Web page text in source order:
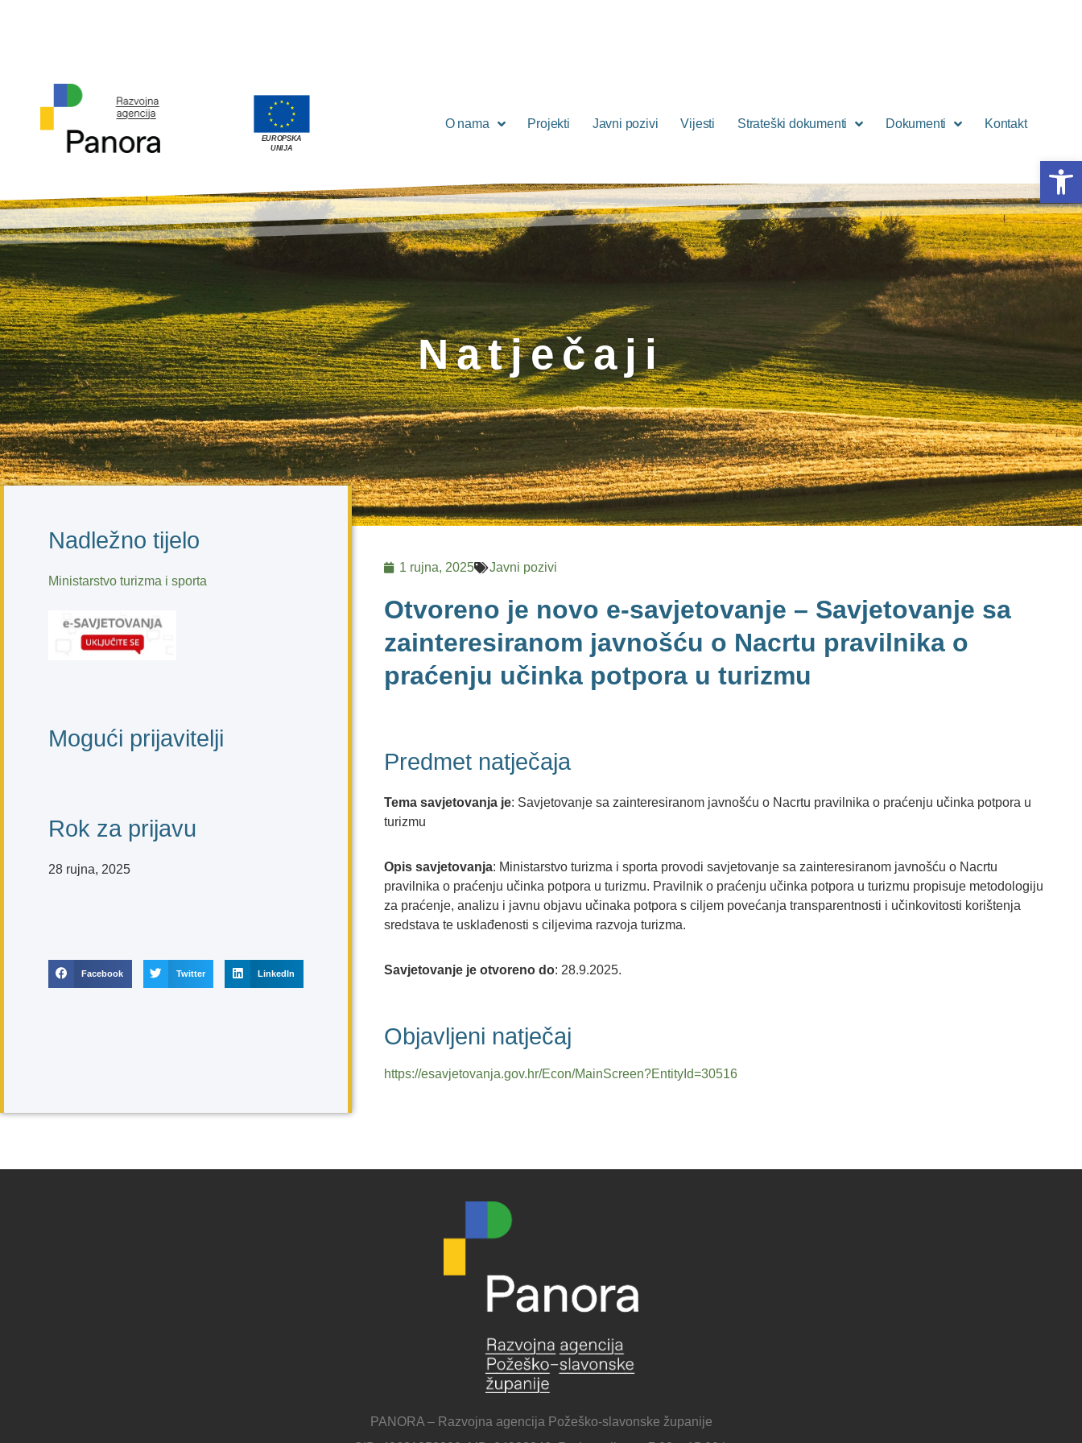
EUROPSKA
UNIJA
O nama Projekti Javni pozivi Vijesti Strateški dokumenti Dokumenti Kontakt
Natječaji
Nadležno tijelo
Ministarstvo turizma i sporta
Mogući prijavitelji
Rok za prijavu
28 rujna, 2025
Facebook Twitter LinkedIn
1 rujna, 2025 Javni pozivi
Otvoreno je novo e-savjetovanje – Savjetovanje sa
zainteresiranom javnošću o Nacrtu pravilnika o
praćenju učinka potpora u turizmu
Predmet natječaja
Tema savjetovanja je: Savjetovanje sa zainteresiranom javnošću o Nacrtu pravilnika o praćenju učinka potpora u
turizmu
Opis savjetovanja: Ministarstvo turizma i sporta provodi savjetovanje sa zainteresiranom javnošću o Nacrtu
pravilnika o praćenju učinka potpora u turizmu. Pravilnik o praćenju učinka potpora u turizmu propisuje metodologiju
za praćenje, analizu i javnu objavu učinaka potpora s ciljem povećanja transparentnosti i učinkovitosti korištenja
sredstava te usklađenosti s ciljevima razvoja turizma.
Savjetovanje je otvoreno do: 28.9.2025.
Objavljeni natječaj
https://esavjetovanja.gov.hr/Econ/MainScreen?EntityId=30516
PANORA – Razvojna agencija Požeško-slavonske županije